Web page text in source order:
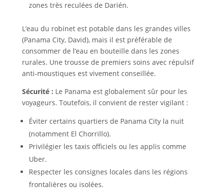
zones très reculées de Darién.
L’eau du robinet est potable dans les grandes villes
(Panama City, David), mais il est préférable de
consommer de l’eau en bouteille dans les zones
rurales. Une trousse de premiers soins avec répulsif
anti-moustiques est vivement conseillée.
Sécurité : Le Panama est globalement sûr pour les
voyageurs. Toutefois, il convient de rester vigilant :
Éviter certains quartiers de Panama City la nuit
(notamment El Chorrillo).
Privilégier les taxis officiels ou les applis comme
Uber.
Respecter les consignes locales dans les régions
frontalières ou isolées.